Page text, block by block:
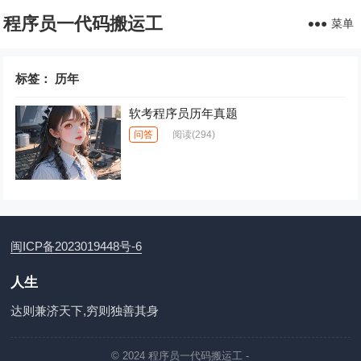
程序员一代码搬运工 菜单
标签： 历年
软考程序员历年真题
问答 阅读(294)
闽ICP备2023019448号-6
人生
达则兼济天下,穷则独善其身
© 2024程序员一代码搬运工 -